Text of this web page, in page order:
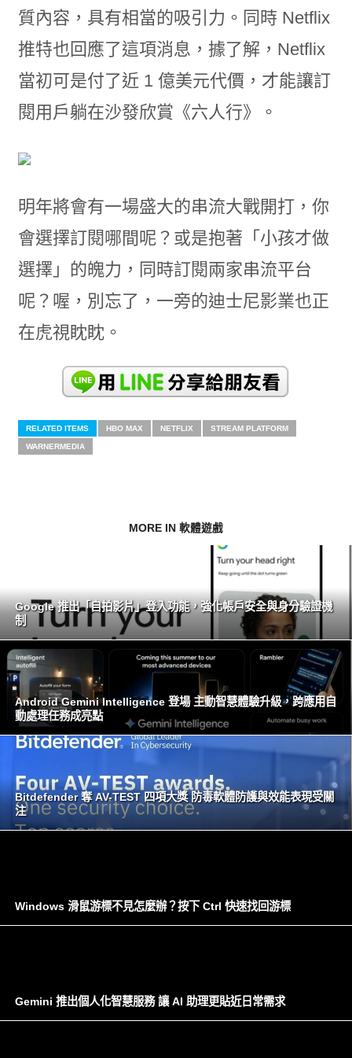
質內容，具有相當的吸引力。同時 Netflix
推特也回應了這項消息，據了解，Netflix
當初可是付了近 1 億美元代價，才能讓訂
閱用戶躺在沙發欣賞《六人行》。
明年將會有一場盛大的串流大戰開打，你
會選擇訂閱哪間呢？或是抱著「小孩才做
選擇」的魄力，同時訂閱兩家串流平台
呢？喔，別忘了，一旁的迪士尼影業也正
在虎視眈眈。
RELATED ITEMS HBO MAX NETFLIX STREAM PLATFORM
WARNERMEDIA
MORE IN 軟體遊戲
Google 推出「自拍影片」登入功能，強化帳戶安全與身分驗證機
制
Android Gemini Intelligence 登場 主動智慧體驗升級，跨應用自
動處理任務成亮點
Bitdefender 奪 AV-TEST 四項大獎 防毒軟體防護與效能表現受關
注
Windows 滑鼠游標不見怎麼辦？按下 Ctrl 快速找回游標
Gemini 推出個人化智慧服務 讓 AI 助理更貼近日常需求